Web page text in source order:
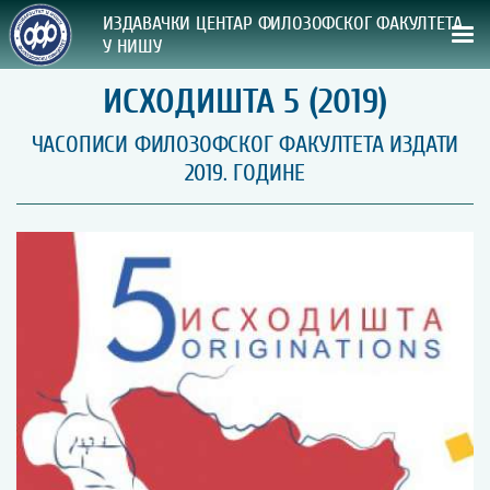
ИЗДАВАЧКИ ЦЕНТАР ФИЛОЗОФСКОГ ФАКУЛТЕТА
У НИШУ
СВА НАША ИЗДАЊА
ВРСТА ИЗДАЊА:
ГОДИНА ОБЈАВЉИВАЊА:
УПУТСТВА
УПУТСТВА
Правилник о издавачкој делатности
Упутство ауторима
Упутство уредницима
Изјава о ауторству
Изјава о лектури
ИСХОДИШТА 5 (2019)
ЧАСОПИСИ ФИЛОЗОФСКОГ ФАКУЛТЕТА ИЗДАТИ
2019. ГОДИНЕ